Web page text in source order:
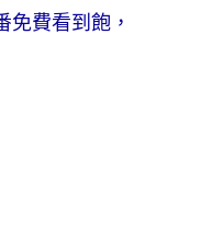
免費看到飽，